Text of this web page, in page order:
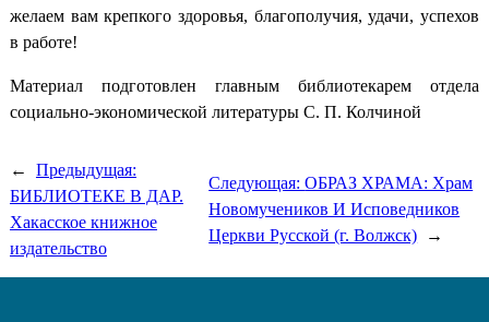
желаем вам крепкого здоровья, благополучия, удачи, успехов
в работе!
Материал подготовлен главным библиотекарем отдела
социально-экономической литературы С. П. Колчиной
←
Предыдущая:
БИБЛИОТЕКЕ В ДАР.
Хакасское книжное
издательство
Следующая:ОБРАЗ ХРАМА: Храм
Новомучеников И Исповедников
Церкви Русской (г. Волжск)
→